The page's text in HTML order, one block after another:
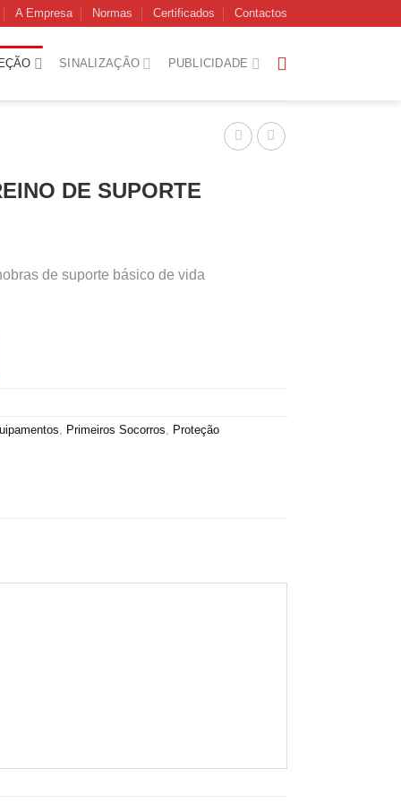
A Empresa Normas Certificados Contactos
SINALIZAÇÃO PUBLICIDADE
DE SUPORTE
de suporte básico de vida
, Primeiros Socorros, Proteção